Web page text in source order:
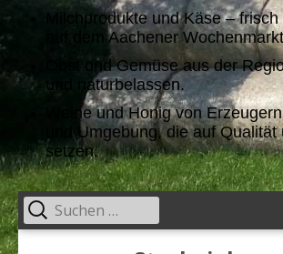
Milchprodukte und Käse –
auf dem Aachener
Obst und Gemüse aus der
und naturbelassen.
Weine und Honig von
und Umgebung, die auf
setzen.